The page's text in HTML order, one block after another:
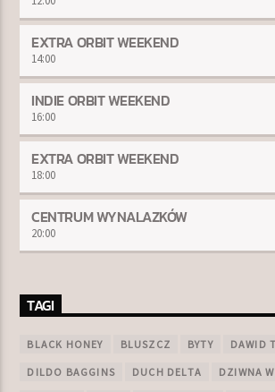
EXTRA ORBIT WEEKEND
14:00
INDIE ORBIT WEEKEND
16:00
EXTRA ORBIT WEEKEND
18:00
CENTRUM WYNALAZKÓW
20:00
TAGI
BLACK HONEY BLUSZCZ BYTY DAWID
DILDO BAGGINS DUCH DELTA DZIWNA